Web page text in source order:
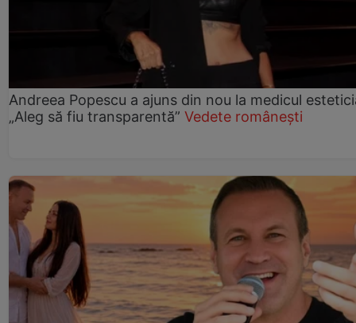
Andreea Popescu a ajuns din nou la medicul
„Aleg să fiu transparentă” Vedete românești